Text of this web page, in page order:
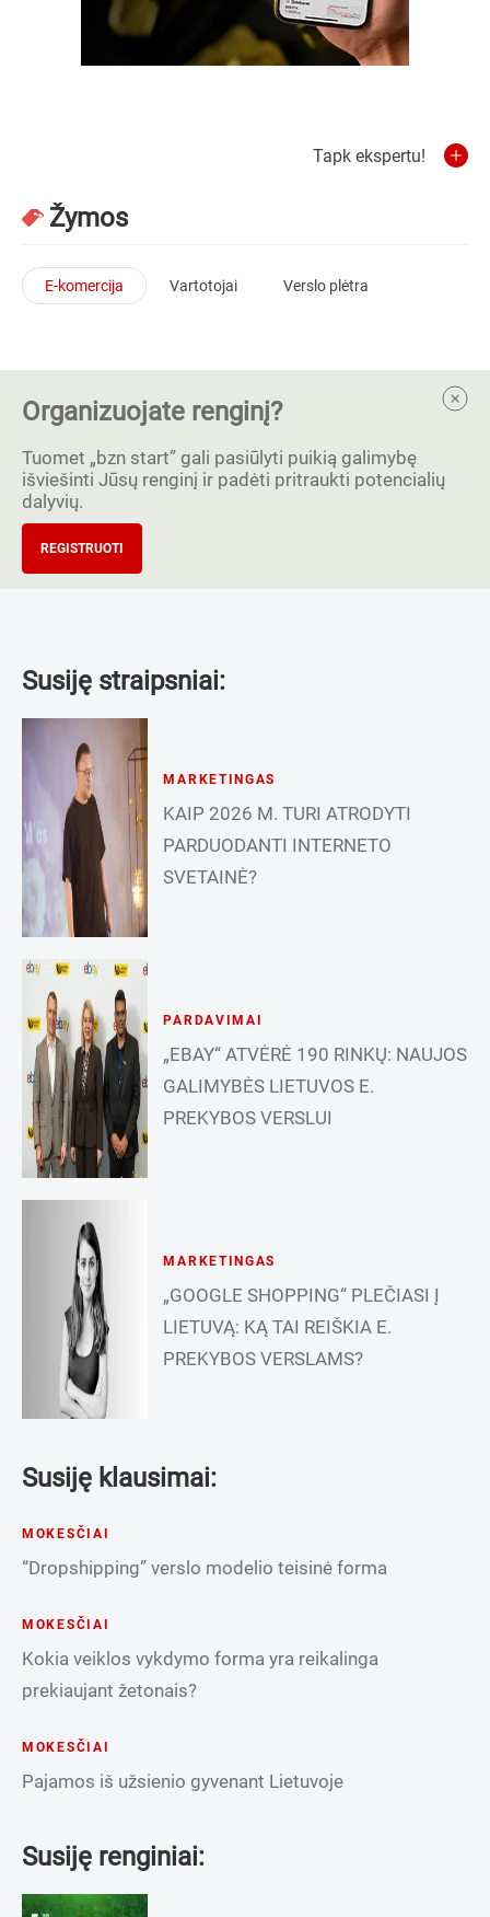
Tapk ekspertu!
Žymos
E-komercija Vartotojai Verslo plėtra
Organizuojate renginį?
Tuomet „bzn start” gali pasiūlyti puikią galimybę
išviešinti Jūsų renginį ir padėti pritraukti potencialių
dalyvių.
REGISTRUOTI
Susiję straipsniai:
MARKETINGAS
KAIP 2026 M. TURI ATRODYTI
PARDUODANTI INTERNETO
SVETAINĖ?
PARDAVIMAI
„EBAY“ ATVĖRĖ 190 RINKŲ: NAUJOS
GALIMYBĖS LIETUVOS E.
PREKYBOS VERSLUI
MARKETINGAS
„GOOGLE SHOPPING“ PLEČIASI Į
LIETUVĄ: KĄ TAI REIŠKIA E.
PREKYBOS VERSLAMS?
Susiję klausimai:
MOKESČIAI
“Dropshipping” verslo modelio teisinė forma
MOKESČIAI
Kokia veiklos vykdymo forma yra reikalinga
prekiaujant žetonais?
MOKESČIAI
Pajamos iš užsienio gyvenant Lietuvoje
Susiję renginiai: